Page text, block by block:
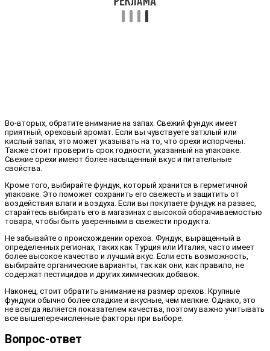
Во-вторых, обратите внимание на запах. Свежий фундук имеет
приятный, ореховый аромат. Если вы чувствуете затхлый или
кислый запах, это может указывать на то, что орехи испорчены.
Также стоит проверить срок годности, указанный на упаковке.
Свежие орехи имеют более насыщенный вкус и питательные
свойства.
Кроме того, выбирайте фундук, который хранится в герметичной
упаковке. Это поможет сохранить его свежесть и защитить от
воздействия влаги и воздуха. Если вы покупаете фундук на развес,
старайтесь выбирать его в магазинах с высокой оборачиваемостью
товара, чтобы быть уверенными в свежести продукта.
Не забывайте о происхождении орехов. Фундук, выращенный в
определенных регионах, таких как Турция или Италия, часто имеет
более высокое качество и лучший вкус. Если есть возможность,
выбирайте органические варианты, так как они, как правило, не
содержат пестицидов и других химических добавок.
Наконец, стоит обратить внимание на размер орехов. Крупные
фундуки обычно более сладкие и вкусные, чем мелкие. Однако, это
не всегда является показателем качества, поэтому важно учитывать
все вышеперечисленные факторы при выборе.
Вопрос-ответ